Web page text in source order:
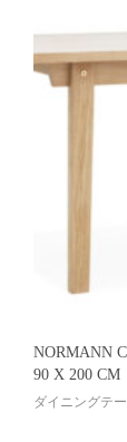
NORMANN
90 X 200 CM
ダイニングテ